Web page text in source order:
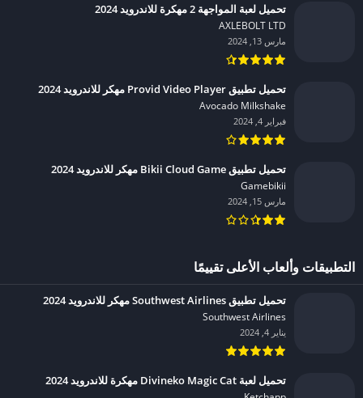
تحميل لعبة المواجهة 2 مهكرة للاندرويد 2024
AXLEBOLT LTD‏
مارس 13, 2024
تحميل تطبيق Provid Video Player مهكر للاندرويد 2024
Avocado Milkshake‏
فبراير 4, 2024
تحميل تطبيق Bikii Cloud Game مهكر للاندرويد 2024
Gamebikii‏
مارس 15, 2024
التطبيقات وألعاب الأعلى تقييمًا
تحميل تطبيق Southwest Airlines مهكر للاندرويد 2024
Southwest Airlines‏
يناير 4, 2024
تحميل لعبة Divineko Magic Cat مهكرة للاندرويد 2024